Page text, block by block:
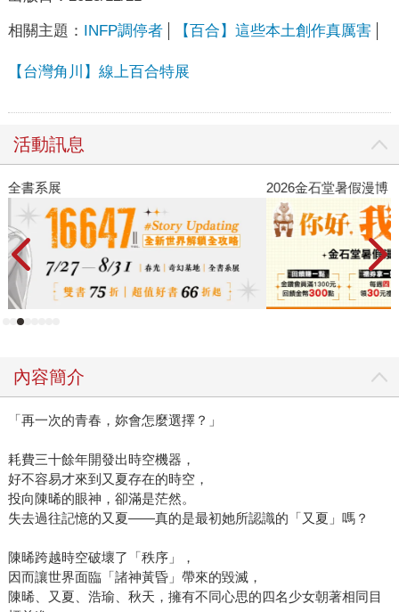
相關主題： INFP調停者 【百合】這些本土創作真厲害
【台灣角川】線上百合特展
活動訊息
2026金石堂暑假漫博〈你好，我吃一點〉第二波
內容簡介
「再一次的青春，妳會怎麼選擇？」
耗費三十餘年開發出時空機器，
好不容易才來到又夏存在的時空，
投向陳晞的眼神，卻滿是茫然。
失去過往記憶的又夏——真的是最初她所認識的「又夏」嗎？
陳晞跨越時空破壞了「秩序」，
因而讓世界面臨「諸神黃昏」帶來的毀滅，
陳晞、又夏、浩瑜、秋天，擁有不同心思的四名少女朝著相同目